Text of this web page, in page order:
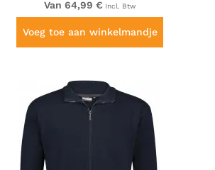
Van 64,99 € Incl. Btw
Voeg toe aan winkelmandje